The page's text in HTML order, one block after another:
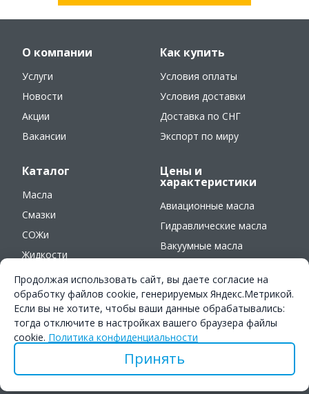
О компании
Услуги
Новости
Акции
Вакансии
Как купить
Условия оплаты
Условия доставки
Доставка по СНГ
Экспорт по миру
Каталог
Масла
Смазки
СОЖи
Жидкости
Цены и
характеристики
Авиационные масла
Гидравлические масла
Вакуумные масла
© 2016-2025. ООО «Симэкс-Хим», г. Нижний Новгород,
ул. Рябцева 34а (3 этаж), +7 (831) 435-17-70
Политика конфиденциальности
Карта сайта
Продолжая использовать сайт, вы даете согласие на
обработку файлов cookie, генерируемых Яндекс.Метрикой.
Если вы не хотите, чтобы ваши данные обрабатывались:
тогда отключите в настройках вашего браузера файлы
cookie. Политика конфиденциальности
Принять